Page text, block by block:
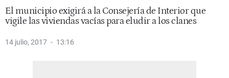
El municipio exigirá a la Consejería de Interior que
vigile las viviendas vacías para eludir a los clanes
14 julio, 2017 13:16